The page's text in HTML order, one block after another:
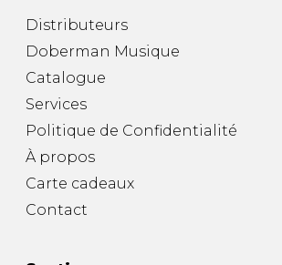
Distributeurs
Doberman Musique
Catalogue
Services
Politique de Confidentialité
À propos
Carte cadeaux
Contact